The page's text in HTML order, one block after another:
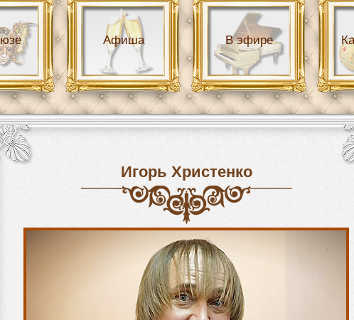
Афиша В эфире
Игорь Христенко